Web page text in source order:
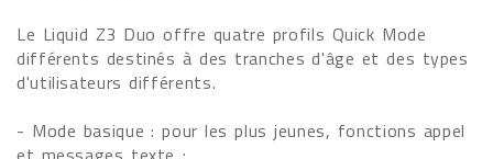
Le Liquid Z3 Duo offre quatre profils Quick Mode
différents destinés à des tranches d'âge et des types
d'utilisateurs différents.
- Mode basique : pour les plus jeunes, fonctions appel